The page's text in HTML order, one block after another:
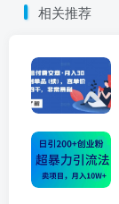
相关推荐